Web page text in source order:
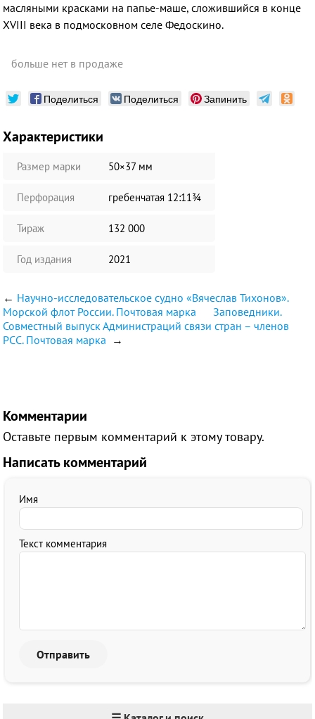
масляными красками на папье-маше, сложившийся в конце
XVIII века в подмосковном селе Федоскино.
больше нет в продаже
Поделиться Поделиться Запинить
Характеристики
Размер марки 50×37 мм
Перфорация гребенчатая 12:11¾
Тираж 132 000
Год издания 2021
← Научно-исследовательское судно «Вячеслав Тихонов».
Морской флот России. Почтовая марка
Заповедники.
Совместный выпуск Администраций связи стран – членов
РСС. Почтовая марка →
Комментарии
Оставьте первым комментарий к этому товару.
Написать комментарий
Имя
Текст комментария